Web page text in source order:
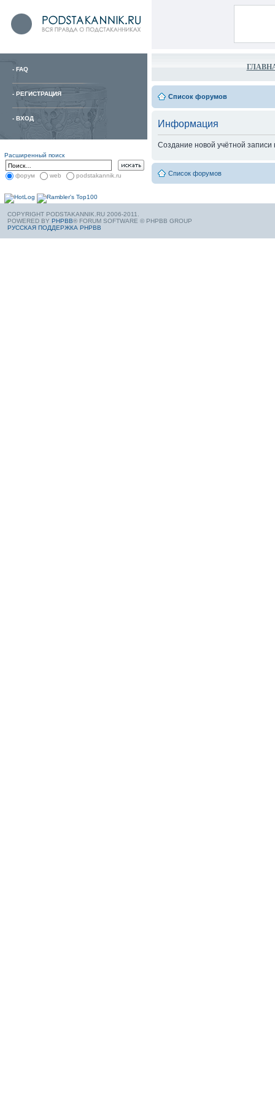
- FAQ
- РЕГИСТРАЦИЯ
- ВХОД
Расширенный поиск
форум web podstakannik.ru
Список форумов
Информация
Создание новой учётной
Список форумов
COPYRIGHT PODSTAKANNIK.RU 2006-2011.
POWERED BY PHPBB® FORUM SOFTWARE © PHPBB GROUP
РУССКАЯ ПОДДЕРЖКА PHPBB